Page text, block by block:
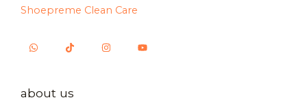
Shoepreme Clean Care
about us